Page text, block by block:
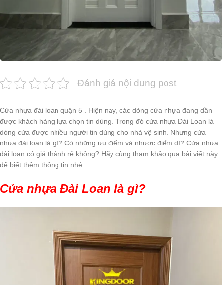
Đánh giá nội dung post
Cửa nhựa đài loan quận 5 . Hiện nay, các dòng cửa nhựa đang dần
được khách hàng lựa chọn tin dùng. Trong đó cửa nhựa Đài Loan là
dòng cửa được nhiều người tin dùng cho nhà vệ sinh. Nhưng cửa
nhựa đài loan là gì? Có những ưu điểm và nhược điểm dì? Cửa nhựa
đài loan có giá thành rẻ không? Hãy cùng tham khảo qua bài viết này
để biết thêm thông tin nhé.
Cửa nhựa Đài Loan là gì?